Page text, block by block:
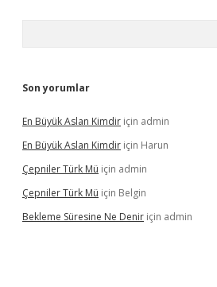
Son yorumlar
En Büyük Aslan Kimdir için admin
En Büyük Aslan Kimdir için Harun
Çepniler Türk Mü için admin
Çepniler Türk Mü için Belgin
Bekleme Süresine Ne Denir için admin